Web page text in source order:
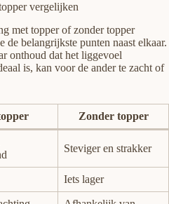
vergelijken
met topper of zonder topper
belangrijkste punten naast elkaar.
onthoud dat het liggevoel
is, kan voor de ander te zacht of
Zonder topper
Steviger en strakker
Iets lager